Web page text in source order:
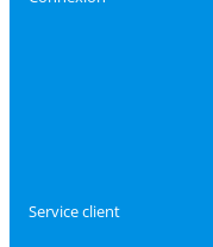
Service client